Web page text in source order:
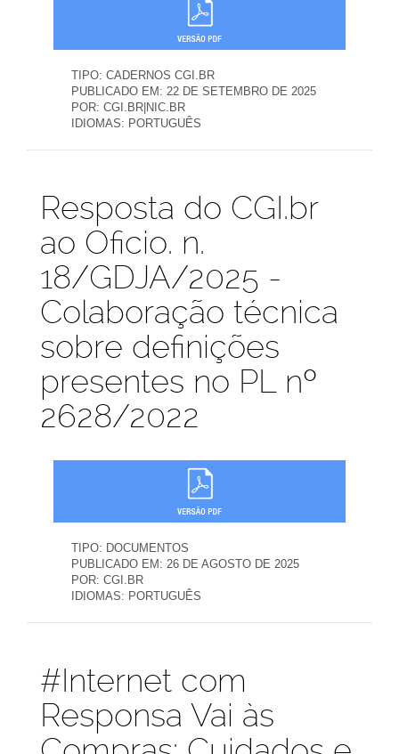
TIPO: CADERNOS CGI.BR
PUBLICADO EM: 22 DE SETEMBRO DE 2025
POR: CGI.BR|NIC.BR
IDIOMAS: PORTUGUÊS
Publicações
Resposta do CGI.br
ao Oficio. n.
18/GDJA/2025 -
Colaboração técnica
sobre definições
presentes no PL nº
2628/2022
TIPO: DOCUMENTOS
PUBLICADO EM: 26 DE AGOSTO DE 2025
POR: CGI.BR
IDIOMAS: PORTUGUÊS
Publicações
#Internet com
Responsa Vai às